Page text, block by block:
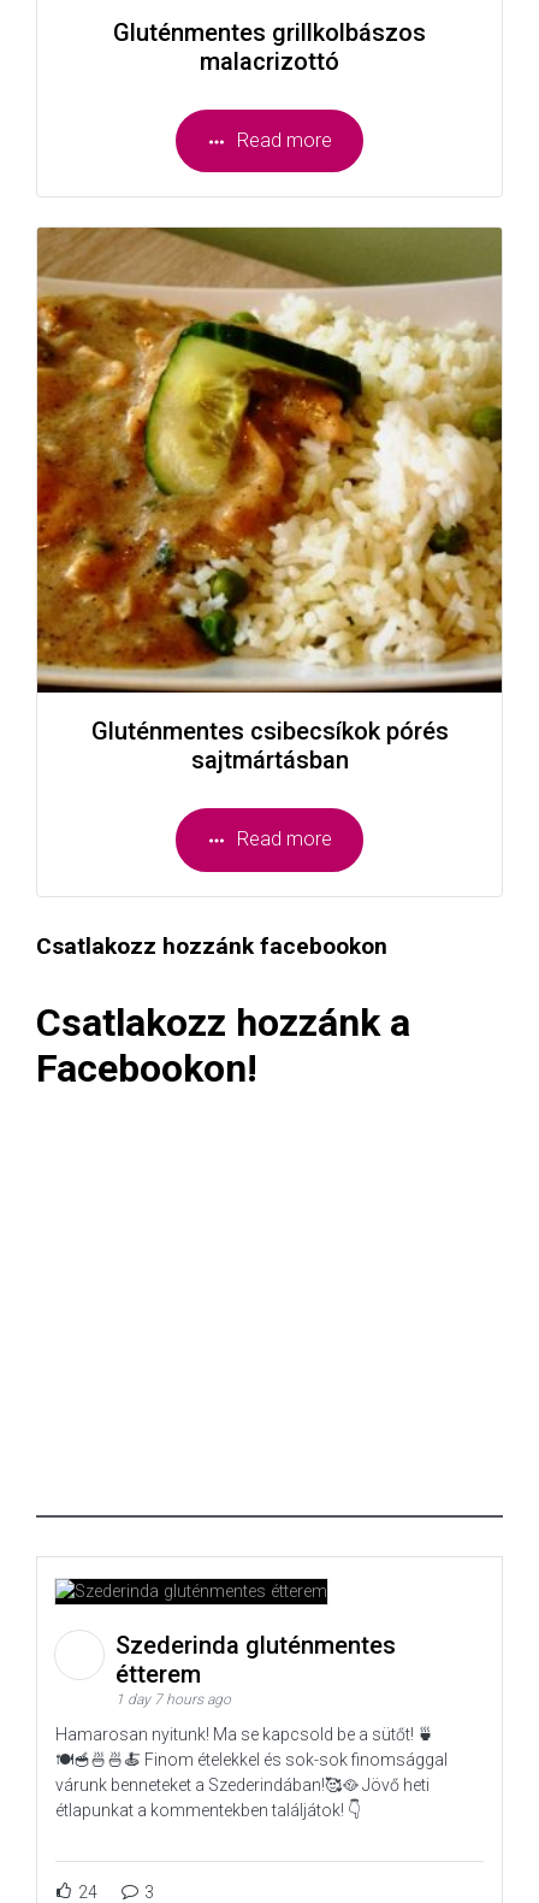
Gluténmentes grillkolbászos
malacrizottó
Read more
Gluténmentes csibecsíkok pórés
sajtmártásban
Read more
Csatlakozz hozzánk facebookon
Csatlakozz hozzánk a
Facebookon!
Szederinda gluténmentes
étterem
1 day 7 hours ago
Hamarosan nyitunk! Ma se kapcsold be a sütőt! 🍵
🍽️🥣🍜🍜🍝 Finom ételekkel és sok-sok finomsággal
várunk benneteket a Szederindában!🥰🥘 Jövő heti
étlapunkat a kommentekben találjátok! 👇
24 3